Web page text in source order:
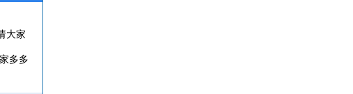
大家
多多